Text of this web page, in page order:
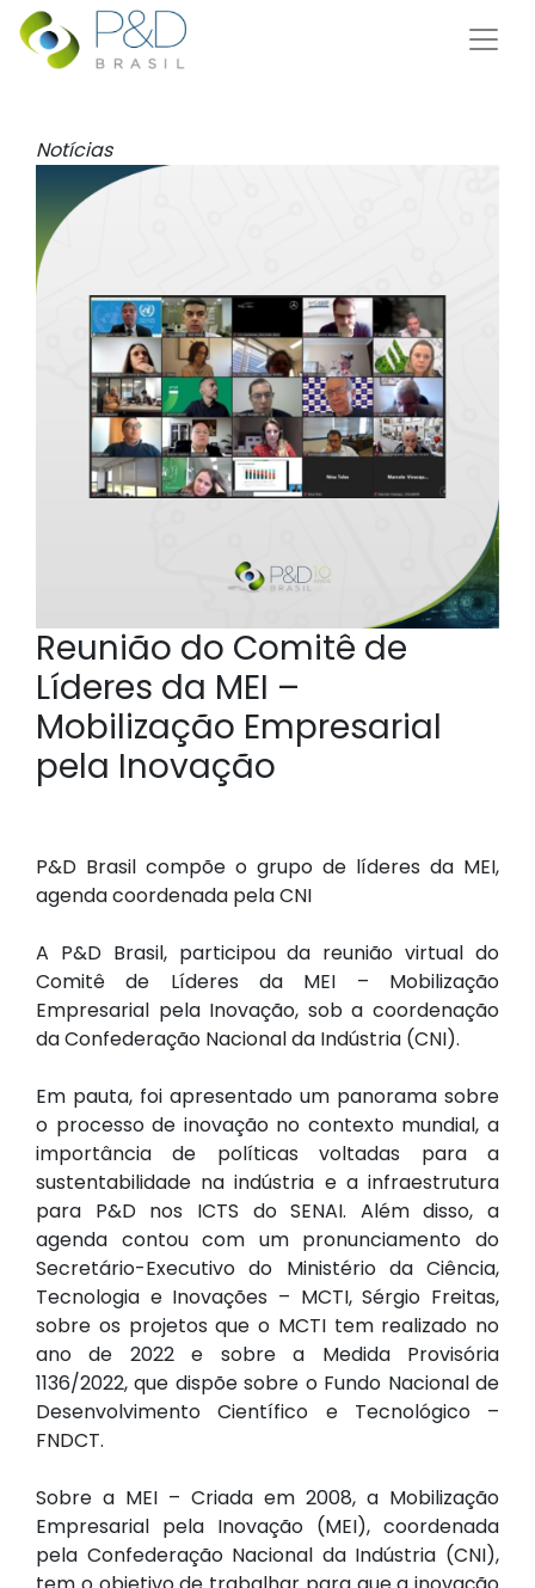
Notícias
Reunião do Comitê de
Líderes da MEI –
Mobilização Empresarial
pela Inovação
P&D Brasil compõe o grupo de líderes da MEI,
agenda coordenada pela CNI
A P&D Brasil, participou da reunião virtual do
Comitê de Líderes da MEI – Mobilização
Empresarial pela Inovação, sob a coordenação
da Confederação Nacional da Indústria (CNI).
Em pauta, foi apresentado um panorama sobre
o processo de inovação no contexto mundial, a
importância de políticas voltadas para a
sustentabilidade na indústria e a infraestrutura
para P&D nos ICTS do SENAI. Além disso, a
agenda contou com um pronunciamento do
Secretário-Executivo do Ministério da Ciência,
Tecnologia e Inovações – MCTI, Sérgio Freitas,
sobre os projetos que o MCTI tem realizado no
ano de 2022 e sobre a Medida Provisória
1136/2022, que dispõe sobre o Fundo Nacional de
Desenvolvimento Científico e Tecnológico –
FNDCT.
Sobre a MEI – Criada em 2008, a Mobilização
Empresarial pela Inovação (MEI), coordenada
pela Confederação Nacional da Indústria (CNI),